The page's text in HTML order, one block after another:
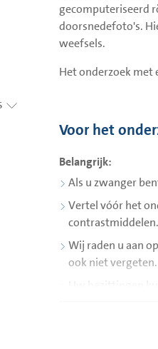
gecomputeriseerd
doorsnedefoto's.
weefsels.
Het onderzoek
Voor het
Belangrijk:
Als u zwanger
Vertel vóór het
contrastmiddelen.
Wij raden u aan
ook niet vergeten.
U hoeft voor dit